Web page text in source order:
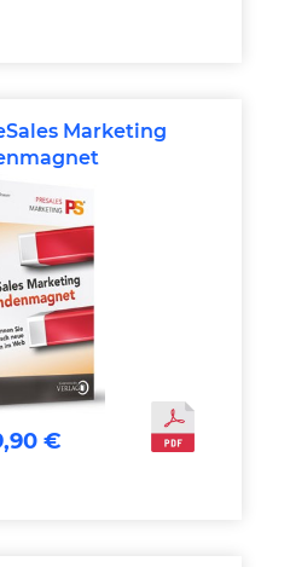
Marketing
€